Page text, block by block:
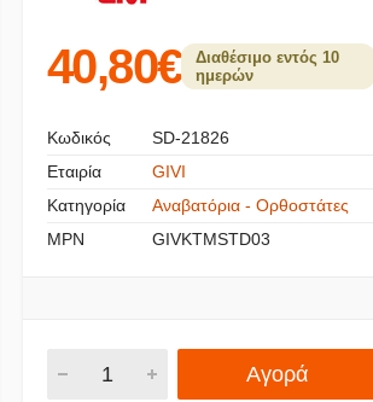
40,80€
Διαθέσιμο εντός 10
ημερών
Κωδικός
SD-21826
Εταιρία
GIVI
Κατηγορία
Αναβατόρια - Ορθοστάτες
MPN
GIVKTMSTD03
Αγορά